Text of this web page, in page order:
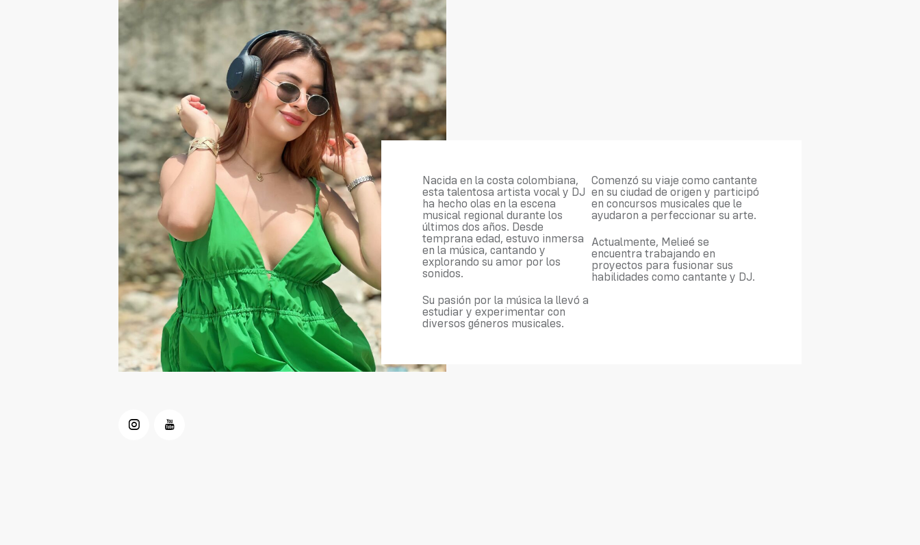
Nacida en la costa colombiana,
esta talentosa artista vocal y DJ
ha hecho olas en la escena
musical regional durante los
últimos dos años. Desde
temprana edad, estuvo inmersa
en la música, cantando y
explorando su amor por los
sonidos.
Su pasión por la música la llevó a
estudiar y experimentar con
diversos géneros musicales.
Comenzó su viaje como cantante
en su ciudad de origen y participó
en concursos musicales que le
ayudaron a perfeccionar su arte.
Actualmente, Melieé se
encuentra trabajando en
proyectos para fusionar sus
habilidades como cantante y DJ.